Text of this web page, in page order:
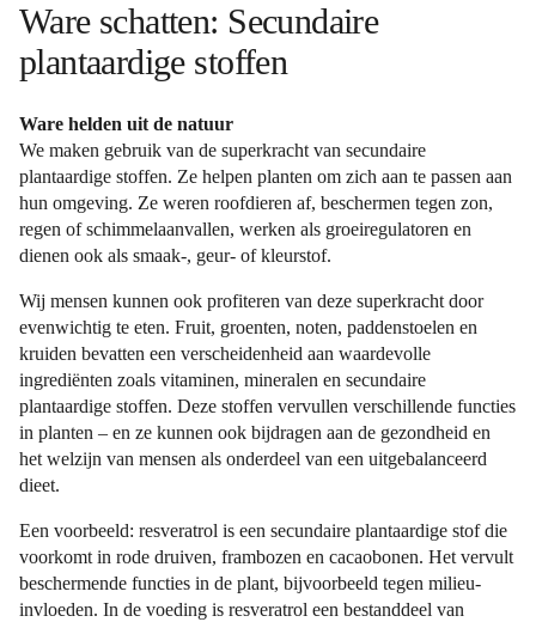
Ware schatten: Secundaire
plantaardige stoffen
Ware helden uit de natuur
We maken gebruik van de superkracht van secundaire
plantaardige stoffen. Ze helpen planten om zich aan te passen aan
hun omgeving. Ze weren roofdieren af, beschermen tegen zon,
regen of schimmelaanvallen, werken als groeiregulatoren en
dienen ook als smaak-, geur- of kleurstof.
Wij mensen kunnen ook profiteren van deze superkracht door
evenwichtig te eten. Fruit, groenten, noten, paddenstoelen en
kruiden bevatten een verscheidenheid aan waardevolle
ingrediënten zoals vitaminen, mineralen en secundaire
plantaardige stoffen. Deze stoffen vervullen verschillende functies
in planten – en ze kunnen ook bijdragen aan de gezondheid en
het welzijn van mensen als onderdeel van een uitgebalanceerd
dieet.
Een voorbeeld: resveratrol is een secundaire plantaardige stof die
voorkomt in rode druiven, frambozen en cacaobonen. Het vervult
beschermende functies in de plant, bijvoorbeeld tegen milieu-
invloeden. In de voeding is resveratrol een bestanddeel van